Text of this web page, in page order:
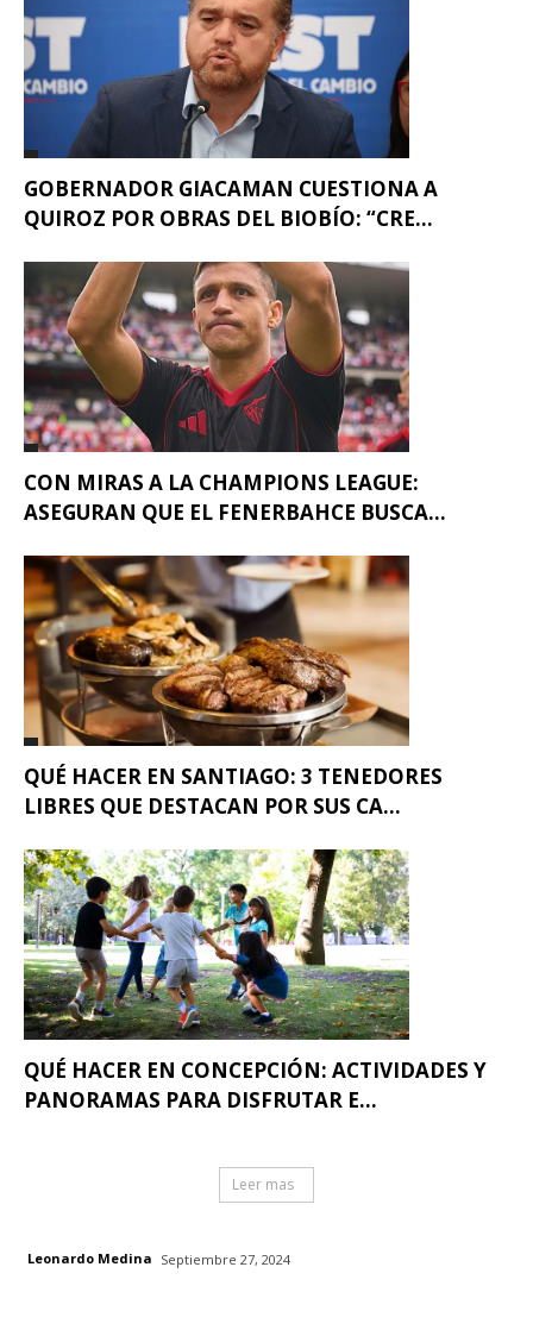
GOBERNADOR GIACAMAN CUESTIONA A
QUIROZ POR OBRAS DEL BIOBÍO: “CRE...
CON MIRAS A LA CHAMPIONS LEAGUE:
ASEGURAN QUE EL FENERBAHCE BUSCA...
QUÉ HACER EN SANTIAGO: 3 TENEDORES
LIBRES QUE DESTACAN POR SUS CA...
QUÉ HACER EN CONCEPCIÓN: ACTIVIDADES Y
PANORAMAS PARA DISFRUTAR E...
Leer mas
Leonardo Medina Septiembre 27, 2024